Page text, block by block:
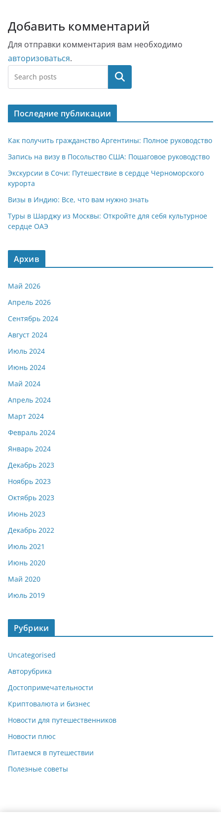
Добавить комментарий
Для отправки комментария вам необходимо
авторизоваться.
Поиск
Последние публикации
Как получить гражданство Аргентины: Полное руководство
Запись на визу в Посольство США: Пошаговое руководство
Экскурсии в Сочи: Путешествие в сердце Черноморского
курорта
Визы в Индию: Все, что вам нужно знать
Туры в Шарджу из Москвы: Откройте для себя культурное
сердце ОАЭ
Архив
Май 2026
Апрель 2026
Сентябрь 2024
Август 2024
Июль 2024
Июнь 2024
Май 2024
Апрель 2024
Март 2024
Февраль 2024
Январь 2024
Декабрь 2023
Ноябрь 2023
Октябрь 2023
Июнь 2023
Декабрь 2022
Июль 2021
Июнь 2020
Май 2020
Июль 2019
Рубрики
Uncategorised
Авторубрика
Достопримечательности
Криптовалюта и бизнес
Новости для путешественников
Новости плюс
Питаемся в путешествии
Полезные советы